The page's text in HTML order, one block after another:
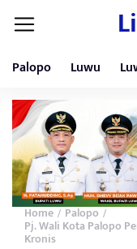
Palopo Luwu
Home / Palopo /
Pj. Wali Kota Palopo
Kronis